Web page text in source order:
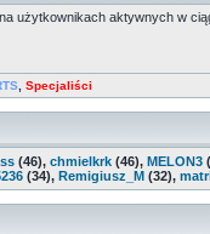
użytkownikach aktywnych w
Specjaliści
(46), chmielkrk (46), MELON3
(34), Remigiusz_M (32),